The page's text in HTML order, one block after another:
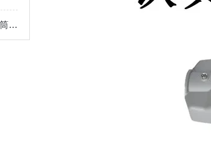
员头盔灯佩戴式照明灯支架手电筒6012头灯 EX及报告